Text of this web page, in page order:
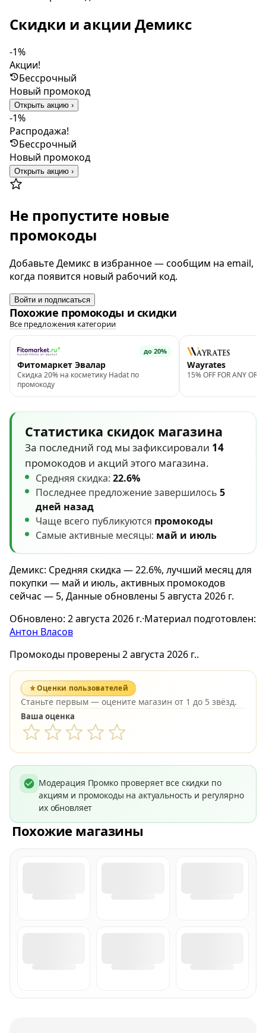
Скидки и акции Демикс
-1%
Акции!
Бессрочный
Новый промокод
Открыть акцию ›
-1%
Распродажа!
Бессрочный
Новый промокод
Открыть акцию ›
Не пропустите новые
промокоды
Добавьте Демикс в избранное — сообщим на email,
когда появится новый рабочий код.
Войти и подписаться
Похожие промокоды и скидки
Все предложения категории
до 20%
Фитомаркет Эвалар
Скидка 20% на косметику Hadat по
промокоду
Wayrates
15% OFF FOR ANY
Статистика скидок магазина
За последний год мы зафиксировали 14
промокодов и акций этого магазина.
Средняя скидка: 22.6%
Последнее предложение завершилось 5
дней назад
Чаще всего публикуются промокоды
Самые активные месяцы: май и июль
Демикс: Средняя скидка — 22.6%, лучший месяц для
покупки — май и июль, активных промокодов
сейчас — 5, Данные обновлены 5 августа 2026 г.
Обновлено: 2 августа 2026 г.·Материал подготовлен:
Антон Власов
Промокоды проверены 2 августа 2026 г..
Оценки пользователей
Станьте первым — оцените магазин от 1 до 5 звёзд.
Ваша оценка
Модерация Промко проверяет все скидки по
акциям и промокоды на актуальность и регулярно
их обновляет
Похожие магазины